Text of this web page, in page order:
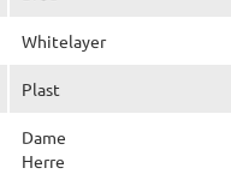
Whitelayer
Plast
Dame
Herre